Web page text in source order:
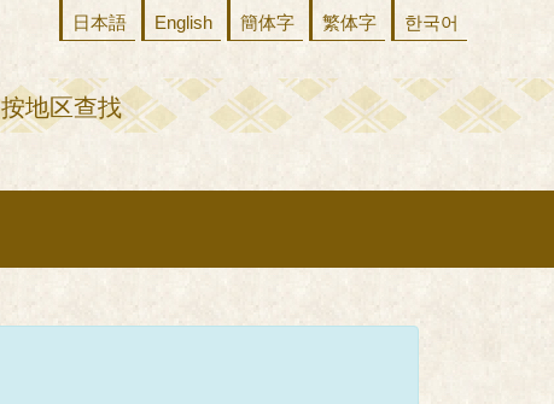
日本語 English 簡体字 繁体字 한국어
按地区查找